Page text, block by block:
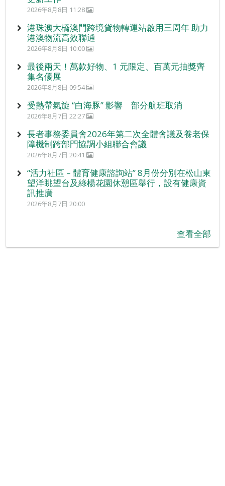
2026年8月8日 11:28
港珠澳大橋澳門跨境貨物轉運站啟用三周年 助力
港澳物流高效聯通
2026年8月8日 10:00
最後兩天！萬款好物、1 元限定、百萬元抽獎齊
集名優展
2026年8月8日 09:54
受熱帶氣旋 “白海豚” 影響 部分航班取消
2026年8月7日 22:27
長者事務委員會2026年第二次全體會議及養老保
障機制跨部門協調小組聯合會議
2026年8月7日 20:41
“活力社區 – 體育健康諮詢站” 8月份分別在松山東
望洋眺望台及綠楊花園休憩區舉行，設有健康資
訊推廣
2026年8月7日 20:00
查看全部